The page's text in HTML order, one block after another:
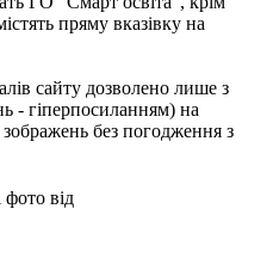
пряму вказівку на
сайту дозволено лише з
- гіперпосиланням) на
без погодження з
фото від